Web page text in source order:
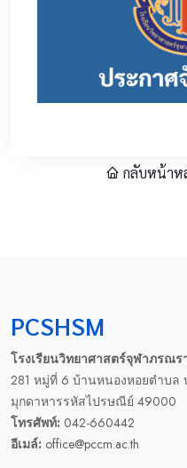
กลับหน้าห
PCSHSM
โรงเรียนวิทยาศาสตร์จุฬาภรณ
281 หมู่ที่ 6 บ้านหนองหอยตำบล
มุกดาหารรหัสไปรษณีย์ 49000
โทรศัพท์: 042-660442
อีเมล์: office@pccm.ac.th